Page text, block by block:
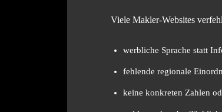
Viele Makler-Websites
werbliche Sprache statt
fehlende regionale
keine konkreten Zahlen